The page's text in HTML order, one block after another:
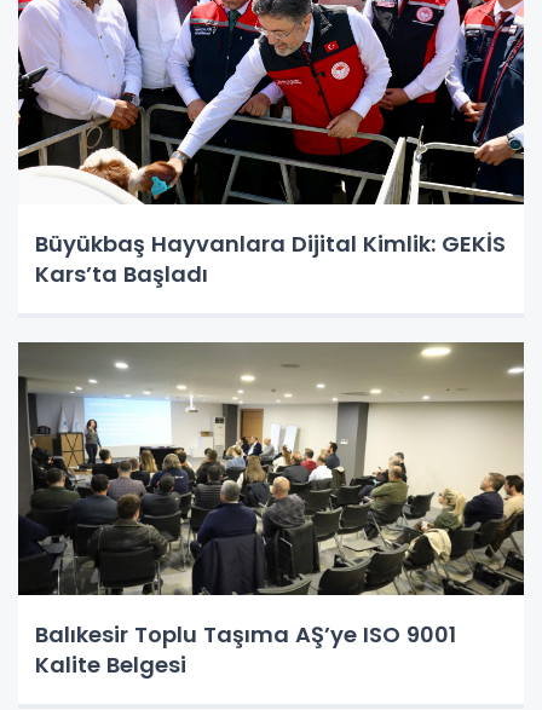
Büyükbaş Hayvanlara Dijital Kimlik: GEKİS
Kars’ta Başladı
Balıkesir Toplu Taşıma AŞ’ye ISO 9001
Kalite Belgesi